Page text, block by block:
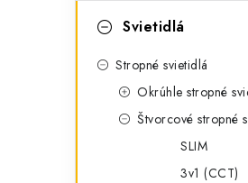
l
Svietidlá
Stropné svietidlá
Okrúhle stropné
Štvorcové stropné
SLIM
3v1 (CCT)